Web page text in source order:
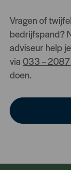
Vragen of
bedrijfspand?
adviseur help
via033 –
doen.